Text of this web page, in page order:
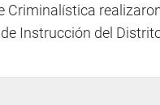
Criminalística
Instrucción del